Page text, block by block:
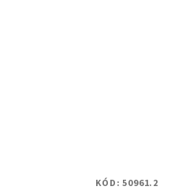
KÓD:50961.2